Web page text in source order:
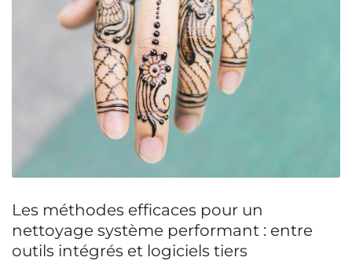
Les méthodes efficaces pour un
nettoyage système performant : entre
outils intégrés et logiciels tiers